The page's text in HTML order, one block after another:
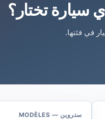
ستروين — MODÈLES